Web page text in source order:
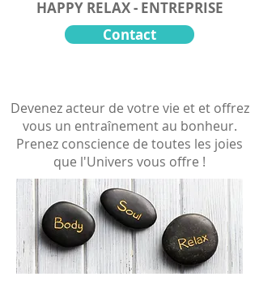
HAPPY RELAX - ENTREPRISE
Contact
​Devenez acteur de votre vie et et offrez
vous un entraînement au bonheur.
Prenez conscience de toutes les joies
que l'Univers vous offre !